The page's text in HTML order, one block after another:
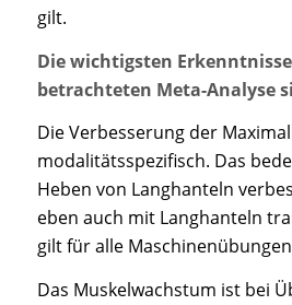
gilt.
Die wichtigsten
betrachteten Meta-Analyse
Die Verbesserung der
modalitätsspezifisch. Das
Heben von Langhanteln
eben auch mit Langhanteln
gilt für alle
Das Muskelwachstum ist bei